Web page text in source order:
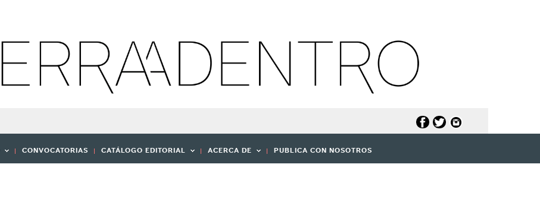
CONVOCATORIAS CATÁLOGO EDITORIAL ACERCA DE PUBLICA CON NOSOTROS